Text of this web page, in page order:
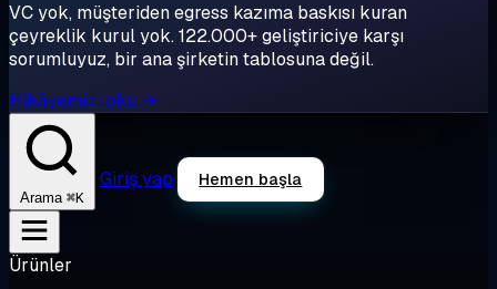
VC yok, müşteriden egress kazıma baskısı kuran
çeyreklik kurul yok. 122.000+ geliştiriciye karşı
sorumluyuz, bir ana şirketin tablosuna değil.
Hikâyemizi oku →
Arama ⌘K
Giriş yap Hemen başla
Ürünler